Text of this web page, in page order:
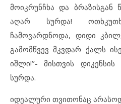
მოიკრუნჩხა და ბრაზისგან
აღარ სურდა!
ჩამოვარდნოდა, დიდი
გამომწვევ მკვდარ ქალს
იშლი!’’- მისთვის
სურდა.
იდეალური თვითონაც